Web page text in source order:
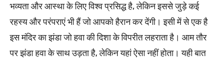
भव्यता और आस्था के लिए विश्व प्रसिद्ध है, लेकिन इससे जुड़े कई
रहस्य और परंपराएं भी हैं जो आपको हैरान कर देंगी। इसी में से एक है
इस मंदिर का झंडा जो हवा की दिशा के विपरीत लहराता है। आम तौर
पर झंडा हवा के साथ उड़ता है, लेकिन यहां ऐसा नहीं होता। यही बात